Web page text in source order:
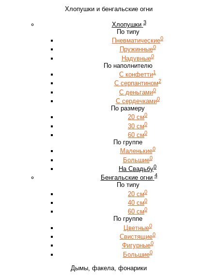
Хлопушки и бенгальские огни
Хлопушки 3
По типу
Пневматические0
Пружинные0
Надувные0
По наполнителю
С конфетти1
С серпантином2
С деньгами0
С сердечками0
По размеру
20 см0
30 см0
60 см0
По группе
Маленькие0
Большие0
На Свадьбу0
Бенгальские огни 4
По типу
20 см0
40 см0
60 см0
По группе
Цветные0
Свистящие0
Фигурные0
Большие0
Дымы, факела, фонарики